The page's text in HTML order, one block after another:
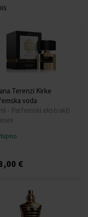
Terenzi Kirke
voda
- Parfemski ekstrakti
€